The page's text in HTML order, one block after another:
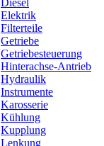
Diesel
Elektrik
Filterteile
Getriebe
Getriebesteuerung
Hinterachse-Antrieb
Hydraulik
Instrumente
Karosserie
Kühlung
Kupplung
Lenkung